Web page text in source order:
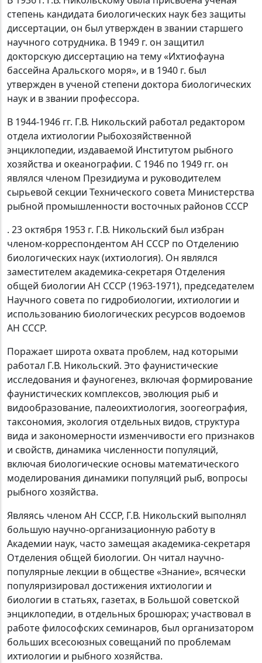
степень кандидата биологических наук без защиты
диссертации, он был утвержден в звании старшего
научного сотрудника. В 1949 г. он защитил
докторскую диссертацию на тему «Ихтиофауна
бассейна Аральского моря», и в 1940 г. был
утвержден в ученой степени доктора биологических
наук и в звании профессора.
В 1944-1946 гг. Г.В. Никольский работал редактором
отдела ихтиологии Рыбохозяйственной
энциклопедии, издаваемой Институтом рыбного
хозяйства и океанографии. С 1946 по 1949 гг. он
являлся членом Президиума и руководителем
сырьевой секции Технического совета Министерства
рыбной промышленности восточных районов СССР
. 23 октября 1953 г. Г.В. Никольский был избран
членом-корреспондентом АН СССР по Отделению
биологических наук (ихтиология). Он являлся
заместителем академика-секретаря Отделения
общей биологии АН СССР (1963-1971), председателем
Научного совета по гидробиологии, ихтиологии и
использованию биологических ресурсов водоемов
АН СССР.
Поражает широта охвата проблем, над которыми
работал Г.В. Никольский. Это фаунистические
исследования и фауногенез, включая формирование
фаунистических комплексов, эволюция рыб и
видообразование, палеоихтиология, зоогеография,
таксономия, экология отдельных видов, структура
вида и закономерности изменчивости его признаков
и свойств, динамика численности популяций,
включая биологические основы математического
моделирования динамики популяций рыб, вопросы
рыбного хозяйства.
Являясь членом АН СССР, Г.В. Никольский выполнял
большую научно-организационную работу в
Академии наук, часто замещая академика-секретаря
Отделения общей биологии. Он читал научно-
популярные лекции в обществе «Знание», всячески
популяризировал достижения ихтиологии и
биологии в статьях, газетах, в Большой советской
энциклопедии, в отдельных брошюрах; участвовал в
работе философских семинаров, был организатором
больших всесоюзных совещаний по проблемам
ихтиологии и рыбного хозяйства.